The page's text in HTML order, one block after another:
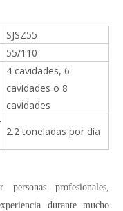
SJSZ55
55/110
4 cavidades, 6
cavidades o 8
cavidades
2.2 toneladas por día
profesionales,
durante mucho